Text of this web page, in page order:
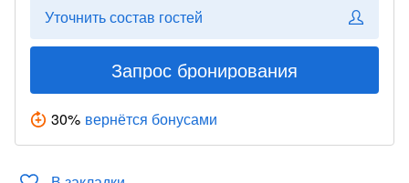
Уточнить состав гостей
Запрос бронирования
30% вернётся бонусами